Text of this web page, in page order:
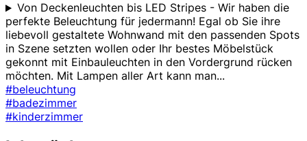
Von Deckenleuchten bis LED Stripes - Wir haben die
perfekte Beleuchtung für jedermann! Egal ob Sie ihre
liebevoll gestaltete Wohnwand mit den passenden Spots
in Szene setzten wollen oder Ihr bestes Möbelstück
gekonnt mit Einbauleuchten in den Vordergrund rücken
möchten. Mit Lampen aller Art kann man...
#beleuchtung
#badezimmer
#kinderzimmer